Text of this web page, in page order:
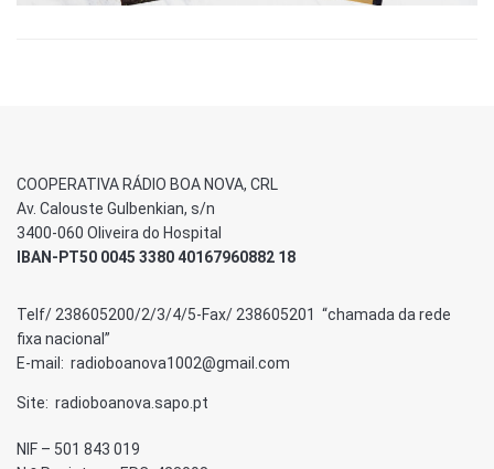
COOPERATIVA RÁDIO BOA NOVA, CRL
Av. Calouste Gulbenkian, s/n
3400-060 Oliveira do Hospital
IBAN-PT50 0045 3380 40167960882 18
Telf/ 238605200/2/3/4/5-Fax/ 238605201 “chamada da rede
fixa nacional”
E-mail: radioboanova1002@gmail.com
Site: radioboanova.sapo.pt
NIF – 501 843 019